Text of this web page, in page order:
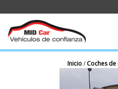
Inicio/ Coches